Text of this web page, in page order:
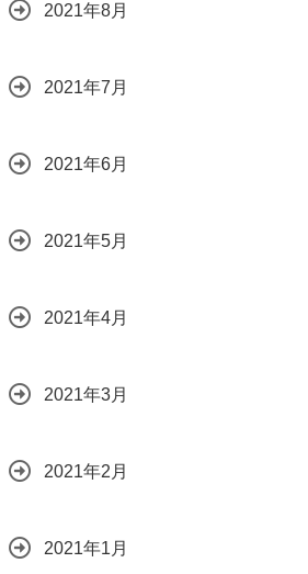
2021年8月
2021年7月
2021年6月
2021年5月
2021年4月
2021年3月
2021年2月
2021年1月